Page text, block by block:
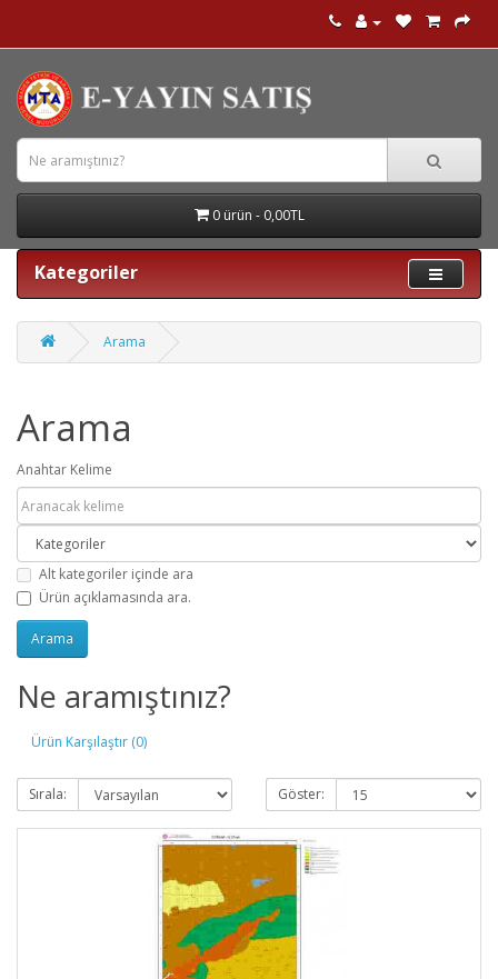
0 ürün - 0,00TL
Kategoriler
Arama
Arama
Anahtar Kelime
Alt kategoriler içinde ara
Ürün açıklamasında ara.
Ne aramıştınız?
Ürün Karşılaştır (0)
Sırala: Göster: